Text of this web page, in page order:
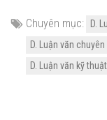
Chuyên mục:
D.
D. Luận văn
D. Luận văn kỹ thuật